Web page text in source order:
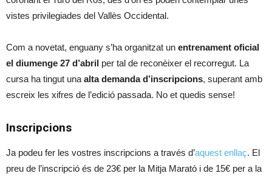
vistes privilegiades del Vallès Occidental.
Com a novetat, enguany s’ha organitzat un entrenament oficial
el diumenge 27 d’abril per tal de reconèixer el recorregut. La
cursa ha tingut una alta demanda d’inscripcions, superant amb
escreix les xifres de l’edició passada. No et quedis sense!
Inscripcions
Ja podeu fer les vostres inscripcions a través d’aquest enllaç. El
preu de l’inscripció és de 23€ per la Mitja Marató i de 15€ per a la